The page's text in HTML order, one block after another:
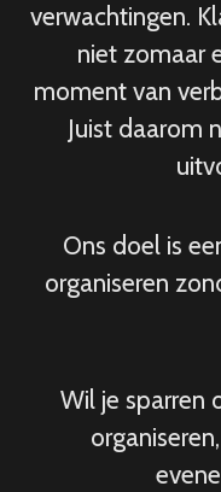
verwachtingen.
niet zomaar
moment van
Juist daarom
Ons doel is
organiseren
Wil je sparren